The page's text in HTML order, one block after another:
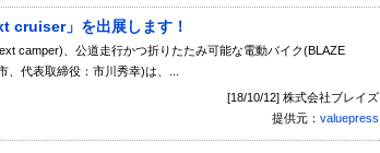
cruiser」を出展します！
camper)、公道走行かつ折りたたみ可能な電動バイク(BLAZE
代表取締役：市川秀幸)は、...
[18/10/12] 株式会社ブレイズ
提供元： valuepress